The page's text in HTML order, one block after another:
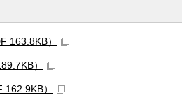
163.8KB）
）
）